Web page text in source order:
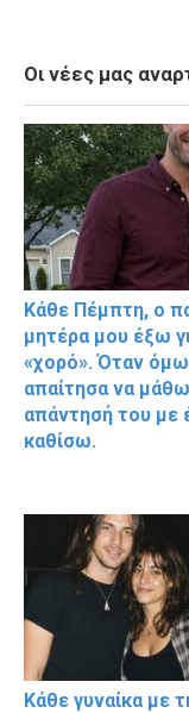
Οι νέες μας
Κάθε Πέμπτη, ο
μητέρα μου έξω
«χορό». Όταν
απαίτησα να
απάντησή του
καθίσω.
Κάθε γυναίκα με